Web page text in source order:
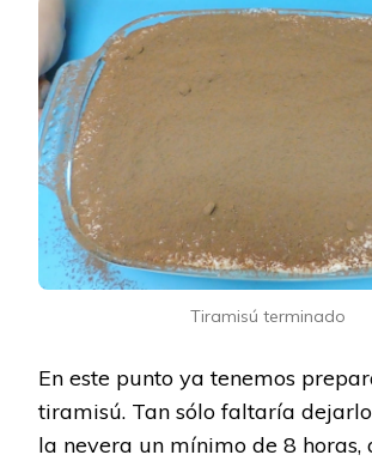
Tiramisú terminado
En este punto ya tenemos
tiramisú. Tan sólo faltaría
la nevera un mínimo de 8 horas,